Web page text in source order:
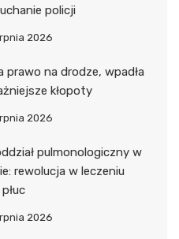
policji
2026
prawo na drodze, wpadła
kłopoty
2026
pulmonologiczny w
rewolucja w leczeniu
2026